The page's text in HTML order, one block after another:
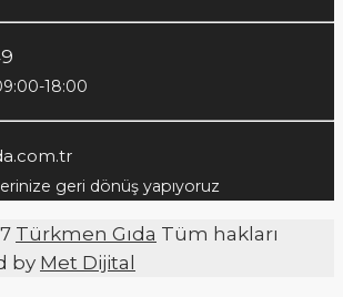
18:00
geri dönüş yapıyoruz
Türkmen Gıda Tüm hakları
by Met Dijital